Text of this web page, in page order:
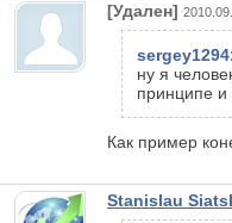
[Удален]
sergey1294
ну я
принципе и
Как пример
Stanislau